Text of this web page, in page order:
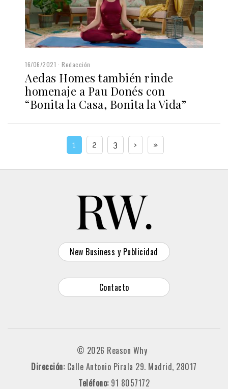
16/06/2021 Redacción
Aedas Homes también rinde
homenaje a Pau Donés con
“Bonita la Casa, Bonita la Vida”
1 2 3 › »
New Business y Publicidad
Contacto
© 2026 Reason Why
Dirección: Calle Antonio Pirala 29. Madrid, 28017
Teléfono: 91 8057172